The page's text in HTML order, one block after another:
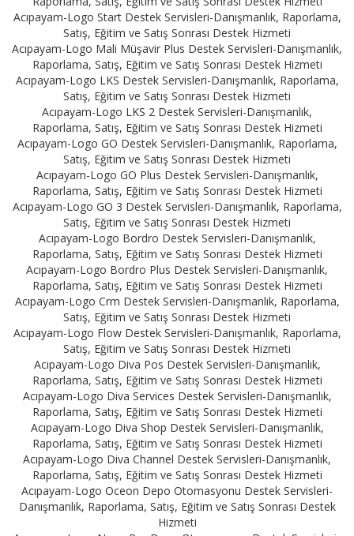
Acıpayam-Logo Start Destek Servisleri-Danışmanlık, Raporlama,
Satış, Eğitim ve Satış Sonrası Destek Hizmeti
Acıpayam-Logo Mali Müşavir Plus Destek Servisleri-Danışmanlık,
Raporlama, Satış, Eğitim ve Satış Sonrası Destek Hizmeti
Acıpayam-Logo LKS Destek Servisleri-Danışmanlık, Raporlama,
Satış, Eğitim ve Satış Sonrası Destek Hizmeti
Acıpayam-Logo LKS 2 Destek Servisleri-Danışmanlık,
Raporlama, Satış, Eğitim ve Satış Sonrası Destek Hizmeti
Acıpayam-Logo GO Destek Servisleri-Danışmanlık, Raporlama,
Satış, Eğitim ve Satış Sonrası Destek Hizmeti
Acıpayam-Logo GO Plus Destek Servisleri-Danışmanlık,
Raporlama, Satış, Eğitim ve Satış Sonrası Destek Hizmeti
Acıpayam-Logo GO 3 Destek Servisleri-Danışmanlık, Raporlama,
Satış, Eğitim ve Satış Sonrası Destek Hizmeti
Acıpayam-Logo Bordro Destek Servisleri-Danışmanlık,
Raporlama, Satış, Eğitim ve Satış Sonrası Destek Hizmeti
Acıpayam-Logo Bordro Plus Destek Servisleri-Danışmanlık,
Raporlama, Satış, Eğitim ve Satış Sonrası Destek Hizmeti
Acıpayam-Logo Crm Destek Servisleri-Danışmanlık, Raporlama,
Satış, Eğitim ve Satış Sonrası Destek Hizmeti
Acıpayam-Logo Flow Destek Servisleri-Danışmanlık, Raporlama,
Satış, Eğitim ve Satış Sonrası Destek Hizmeti
Acıpayam-Logo Diva Pos Destek Servisleri-Danışmanlık,
Raporlama, Satış, Eğitim ve Satış Sonrası Destek Hizmeti
Acıpayam-Logo Diva Services Destek Servisleri-Danışmanlık,
Raporlama, Satış, Eğitim ve Satış Sonrası Destek Hizmeti
Acıpayam-Logo Diva Shop Destek Servisleri-Danışmanlık,
Raporlama, Satış, Eğitim ve Satış Sonrası Destek Hizmeti
Acıpayam-Logo Diva Channel Destek Servisleri-Danışmanlık,
Raporlama, Satış, Eğitim ve Satış Sonrası Destek Hizmeti
Acıpayam-Logo Oceon Depo Otomasyonu Destek Servisleri-
Danışmanlık, Raporlama, Satış, Eğitim ve Satış Sonrası Destek
Hizmeti